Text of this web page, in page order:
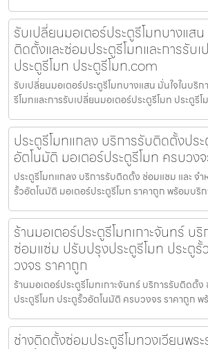
รับเปลี่ยนมอเตอร์ประตูรีโมทบางแสน
ติดตั้งและซ่อมประตูรีโมทและการรับ
ประตูรีโมท ประตูรีโมท.com
รับเปลี่ยนมอเตอร์ประตูรีโมทบางแสน มั่นใจในบริ
รีโมทและการรับเปลี่ยนมอเตอร์ประตูรีโมท ประตูรี
ประตูรีโมทแกลง บริการรับติดตั้งปร
อัตโนมัติ มอเตอร์ประตูรีโมท ครบวง
ประตูรีโมทแกลง บริการรับติดตั้ง ซ่อมแซม และ จำ
รั้วอัตโนมัติ มอเตอร์ประตูรีโมท ราคาถูก พร้อมบริ
ร้านมอเตอร์ประตูรีโมทเกาะจันทร์ บ
ซ่อมแซ่ม ปรับปรุงประตูรีโมท ประตู
วงจร ราคาถูก
ร้านมอเตอร์ประตูรีโมทเกาะจันทร์ บริการรับติดตั้
ประตูรีโมท ประตูรั้วอัตโนมัติ ครบวงจร ราคาถูก พ
ช่างติดตั้งซ่อมประตูรีโมทวงเวียนพร